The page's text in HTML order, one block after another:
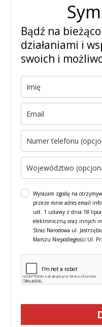
Bądź na
działaniami i
swoich i
Wyrażam zgodę na
przeze mnie adres email
ust. 1 ustawy z dnia 18
elektroniczną oraz innych
Straż Narodowa ul.
Marszu Niepodległości Ul.